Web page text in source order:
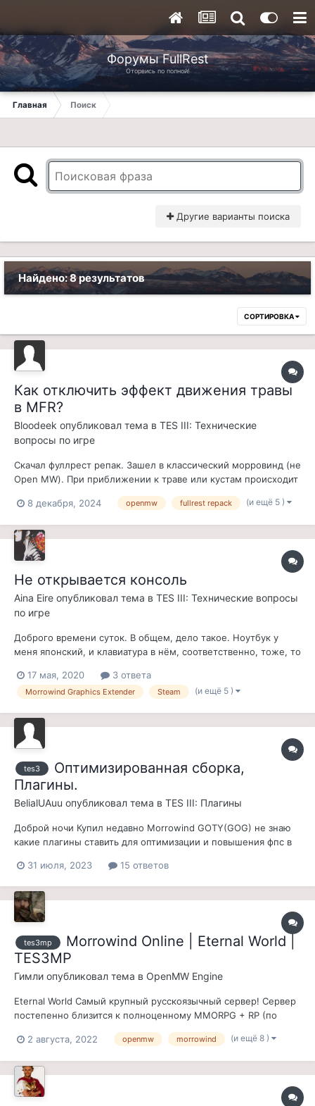
Форумы FullRest
Оторвись по полной!
Главная Поиск
Другие варианты поиска
Найдено: 8 результатов
СОРТИРОВКА
Как отключить эффект движения травы
в MFR?
Bloodeek опубликовал тема в TES III: Технические
вопросы по игре
Скачал фуллрест репак. Зашел в классический морровинд (не
Open MW). При приближении к траве или кустам происходит
накладывается. В списке модов не смог найти какой
знает как это отключи...
8 декабря, 2024 openmw fullrest repack (и ещё 5 )
Не открывается консоль
Aina Eire опубликовал тема в TES III: Технические вопросы
по игре
Доброго времени суток. В общем, дело такое. Ноутбук у
меня японский, и клавиатура в нём, соответственно, тоже, то
тильды, а есть кнопка смены регистра иероглифов, которую
Morrowind никак не хочет распознавать как тильду (сама
17 мая, 2020 3 ответа
Morrowind Graphics Extender Steam (и ещё 5 )
tes3
Оптимизированная сборка,
Плагины.
BelialUAuu опубликовал тема в TES III: Плагины
Доброй ночи Купил недавно Morrowind GOTY(GOG) не знаю
какие плагины ставить для оптимизации и повышения фпс в
уже готовую сборку для максимальной оптимизации и
которые не будут конфликтовать с модами установленными
после них. Так...
31 июля, 2023 15 ответов
tes3mp
Morrowind Online | Eternal World |
TES3MP
Гимли опубликовал тема в OpenMW Engine
Eternal World Самый крупный русскоязычный сервер! Сервер
постепенно близится к полноценному MMORPG + RP (по
дополнения - Bloodmoon и Tribunal. 2. Мод Tamriel Rebuilt —
материковый Мор...
2 августа, 2022 openmw morrowind (и ещё 8 )